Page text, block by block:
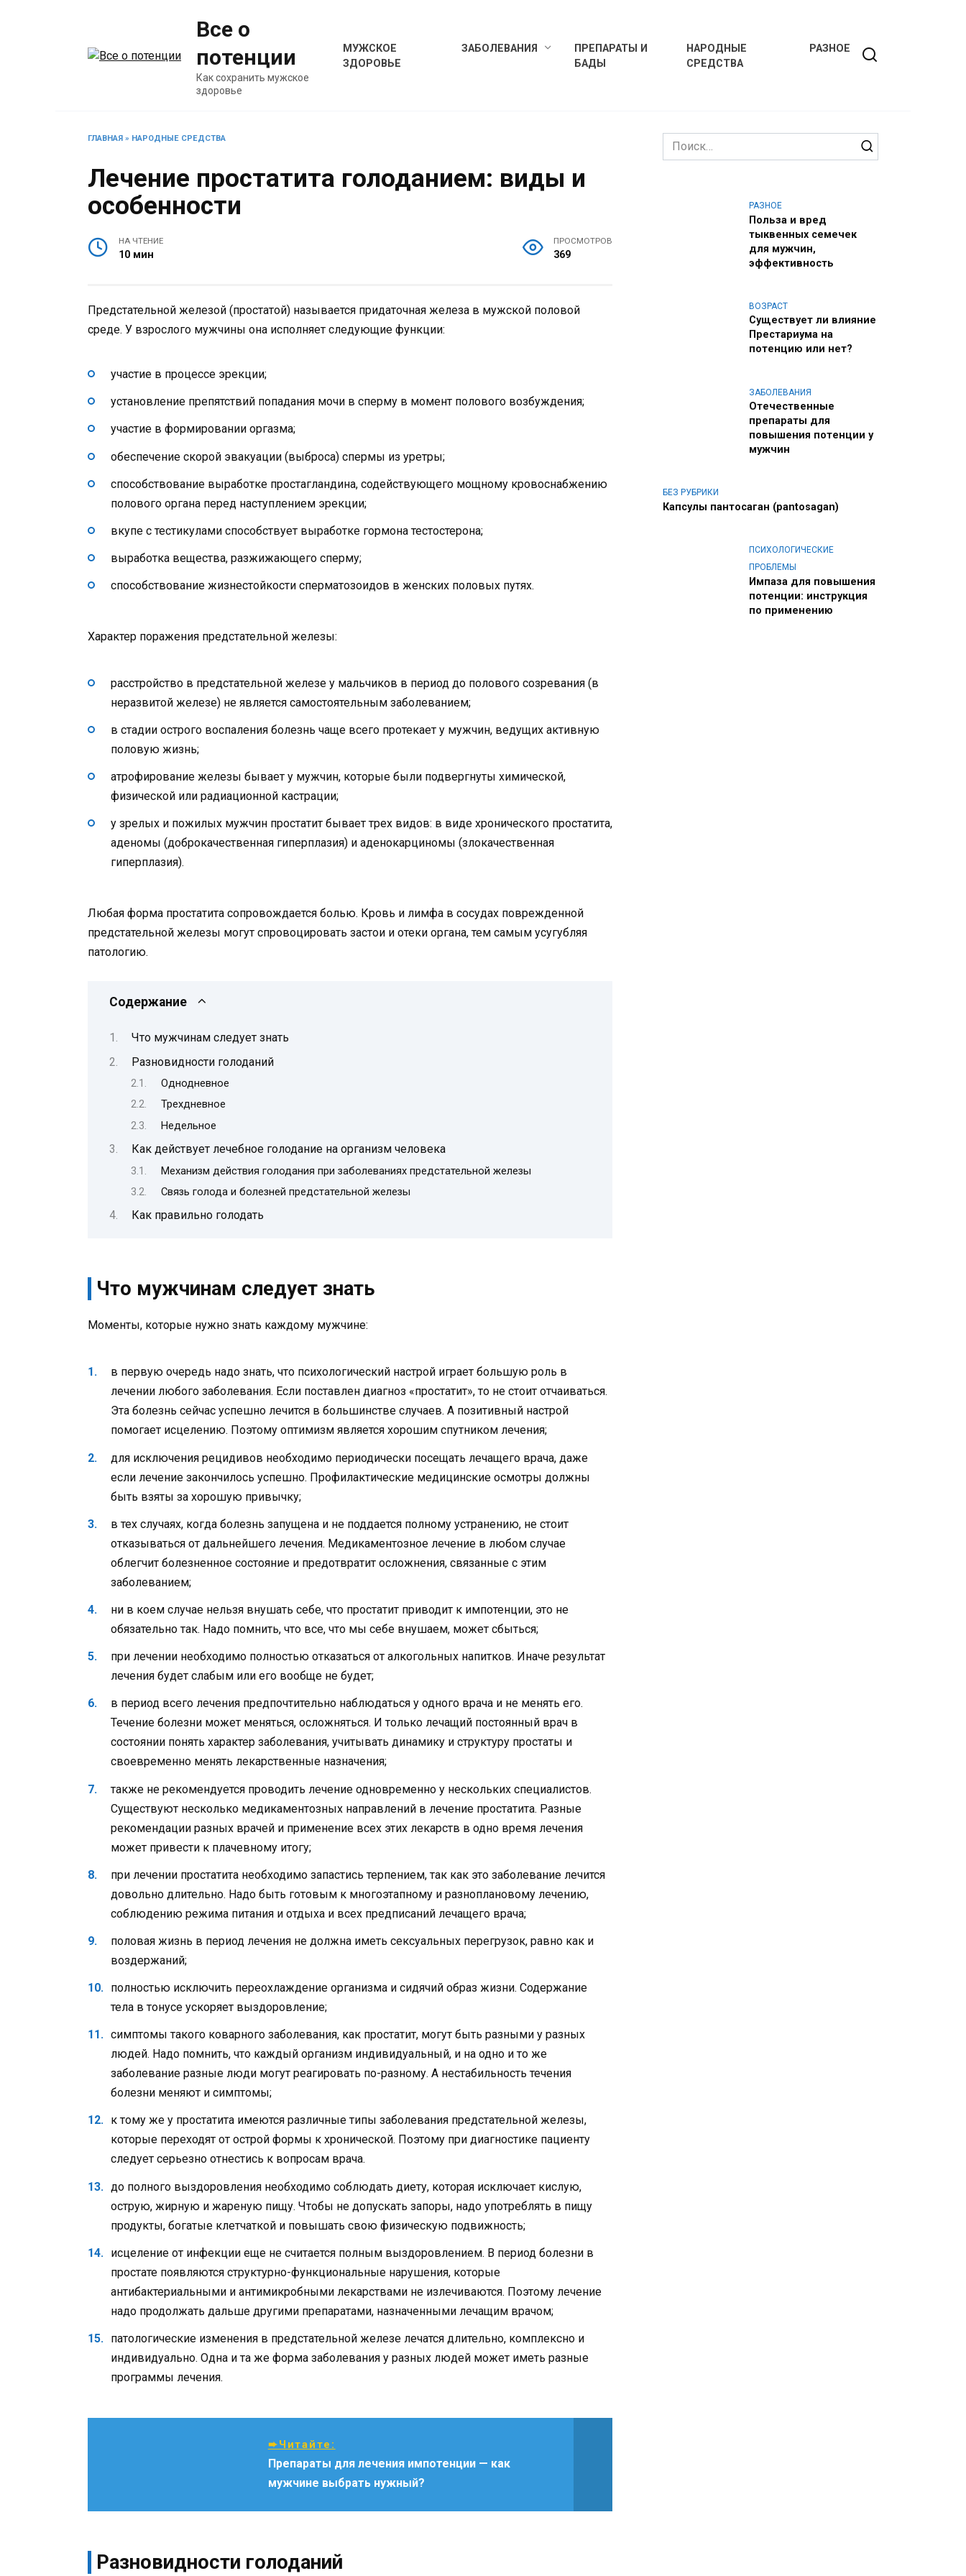
Все о
потенции
Как сохранить мужское
здоровье
МУЖСКОЕ
ЗДОРОВЬЕ
ЗАБОЛЕВАНИЯ
ПРЕПАРАТЫ И
БАДЫ
НАРОДНЫЕ
СРЕДСТВА
РАЗНОЕ
ГЛАВНАЯ » НАРОДНЫЕ СРЕДСТВА
Лечение простатита голоданием: виды и
особенности
НА ЧТЕНИЕ
10 мин
ПРОСМОТРОВ
369
Предстательной железой (простатой) называется придаточная железа в мужской половой
среде. У взрослого мужчины она исполняет следующие функции:
участие в процессе эрекции;
установление препятствий попадания мочи в сперму в момент полового возбуждения;
участие в формировании оргазма;
обеспечение скорой эвакуации (выброса) спермы из уретры;
способствование выработке простагландина, содействующего мощному кровоснабжению
полового органа перед наступлением эрекции;
вкупе с тестикулами способствует выработке гормона тестостерона;
выработка вещества, разжижающего сперму;
способствование жизнестойкости сперматозоидов в женских половых путях.
Характер поражения предстательной железы:
расстройство в предстательной железе у мальчиков в период до полового созревания (в
неразвитой железе) не является самостоятельным заболеванием;
в стадии острого воспаления болезнь чаще всего протекает у мужчин, ведущих активную
половую жизнь;
атрофирование железы бывает у мужчин, которые были подвергнуты химической,
физической или радиационной кастрации;
у зрелых и пожилых мужчин простатит бывает трех видов: в виде хронического простатита,
аденомы (доброкачественная гиперплазия) и аденокарциномы (злокачественная
гиперплазия).
Любая форма простатита сопровождается болью. Кровь и лимфа в сосудах поврежденной
предстательной железы могут спровоцировать застои и отеки органа, тем самым усугубляя
патологию.
Содержание
Что мужчинам следует знать
Разновидности голоданий
Однодневное
Трехдневное
Недельное
Как действует лечебное голодание на организм человека
Механизм действия голодания при заболеваниях предстательной железы
Связь голода и болезней предстательной железы
Как правильно голодать
Что мужчинам следует знать
Моменты, которые нужно знать каждому мужчине:
в первую очередь надо знать, что психологический настрой играет большую роль в
лечении любого заболевания. Если поставлен диагноз «простатит», то не стоит отчаиваться.
Эта болезнь сейчас успешно лечится в большинстве случаев. А позитивный настрой
помогает исцелению. Поэтому оптимизм является хорошим спутником лечения;
для исключения рецидивов необходимо периодически посещать лечащего врача, даже
если лечение закончилось успешно. Профилактические медицинские осмотры должны
быть взяты за хорошую привычку;
в тех случаях, когда болезнь запущена и не поддается полному устранению, не стоит
отказываться от дальнейшего лечения. Медикаментозное лечение в любом случае
облегчит болезненное состояние и предотвратит осложнения, связанные с этим
заболеванием;
ни в коем случае нельзя внушать себе, что простатит приводит к импотенции, это не
обязательно так. Надо помнить, что все, что мы себе внушаем, может сбыться;
при лечении необходимо полностью отказаться от алкогольных напитков. Иначе результат
лечения будет слабым или его вообще не будет;
в период всего лечения предпочтительно наблюдаться у одного врача и не менять его.
Течение болезни может меняться, осложняться. И только лечащий постоянный врач в
состоянии понять характер заболевания, учитывать динамику и структуру простаты и
своевременно менять лекарственные назначения;
также не рекомендуется проводить лечение одновременно у нескольких специалистов.
Существуют несколько медикаментозных направлений в лечение простатита. Разные
рекомендации разных врачей и применение всех этих лекарств в одно время лечения
может привести к плачевному итогу;
при лечении простатита необходимо запастись терпением, так как это заболевание лечится
довольно длительно. Надо быть готовым к многоэтапному и разноплановому лечению,
соблюдению режима питания и отдыха и всех предписаний лечащего врача;
половая жизнь в период лечения не должна иметь сексуальных перегрузок, равно как и
воздержаний;
полностью исключить переохлаждение организма и сидячий образ жизни. Содержание
тела в тонусе ускоряет выздоровление;
симптомы такого коварного заболевания, как простатит, могут быть разными у разных
людей. Надо помнить, что каждый организм индивидуальный, и на одно и то же
заболевание разные люди могут реагировать по-разному. А нестабильность течения
болезни меняют и симптомы;
к тому же у простатита имеются различные типы заболевания предстательной железы,
которые переходят от острой формы к хронической. Поэтому при диагностике пациенту
следует серьезно отнестись к вопросам врача.
до полного выздоровления необходимо соблюдать диету, которая исключает кислую,
острую, жирную и жареную пищу. Чтобы не допускать запоры, надо употреблять в пищу
продукты, богатые клетчаткой и повышать свою физическую подвижность;
исцеление от инфекции еще не считается полным выздоровлением. В период болезни в
простате появляются структурно-функциональные нарушения, которые
антибактериальными и антимикробными лекарствами не излечиваются. Поэтому лечение
надо продолжать дальше другими препаратами, назначенными лечащим врачом;
патологические изменения в предстательной железе лечатся длительно, комплексно и
индивидуально. Одна и та же форма заболевания у разных людей может иметь разные
программы лечения.
➨Читайте:
Препараты для лечения импотенции — как
мужчине выбрать нужный?
Разновидности голоданий
Search
for:
РАЗНОЕ
Польза и вред
тыквенных семечек
для мужчин,
эффективность
ВОЗРАСТ
Существует ли влияние
Престариума на
потенцию или нет?
ЗАБОЛЕВАНИЯ
Отечественные
препараты для
повышения потенции у
мужчин
БЕЗ РУБРИКИ
Капсулы пантосаган (pantosagan)
ПСИХОЛОГИЧЕСКИЕ
ПРОБЛЕМЫ
Импаза для повышения
потенции: инструкция
по применению